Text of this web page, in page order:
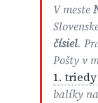
V meste
čísiel.
Pošty v
1. triedy
balíky